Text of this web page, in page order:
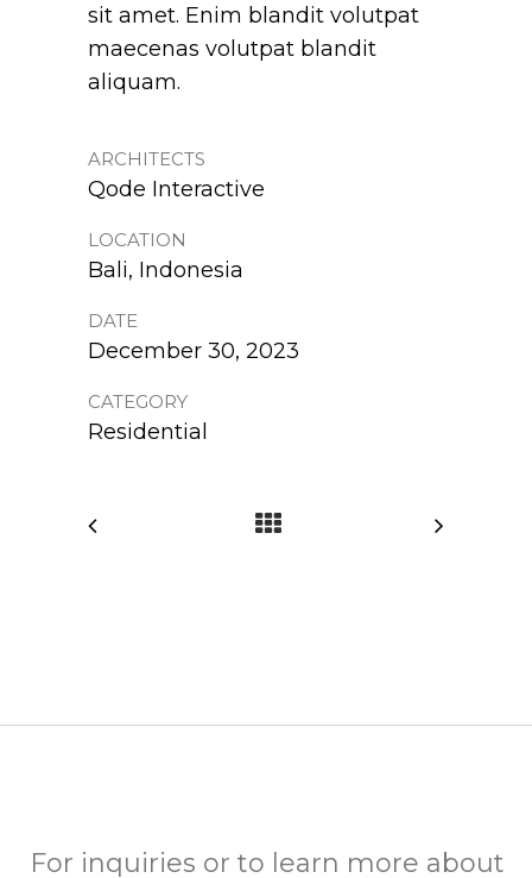
sit amet. Enim blandit volutpat
maecenas volutpat blandit
aliquam.
ARCHITECTS
Qode Interactive
LOCATION
Bali, Indonesia
DATE
December 30, 2023
CATEGORY
Residential
For inquiries or to learn more about